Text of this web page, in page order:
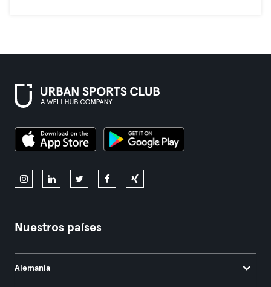
Nuestros países
Alemania